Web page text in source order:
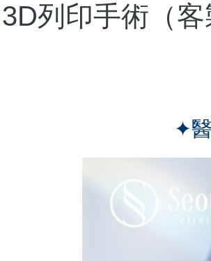
3D列印手術（
✦